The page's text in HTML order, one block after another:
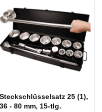
Steckschlüsselsatz 25 (1),
36 - 80 mm, 15-tlg.